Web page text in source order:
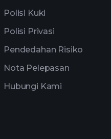
Polisi Kuki
Polisi Privasi
Pendedahan Risiko
Nota Pelepasan
Hubungi Kami